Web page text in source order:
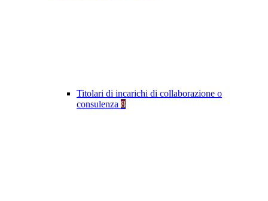
Titolari di incarichi di collaborazione o
consulenza 8